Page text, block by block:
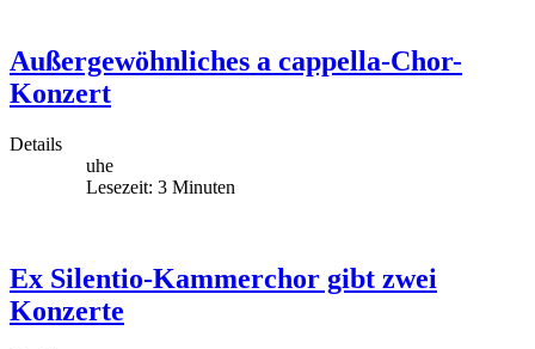
Außergewöhnliches a cappella-Chor-
Konzert
Details
uhe
Lesezeit: 3 Minuten
Ex Silentio-Kammerchor gibt zwei
Konzerte